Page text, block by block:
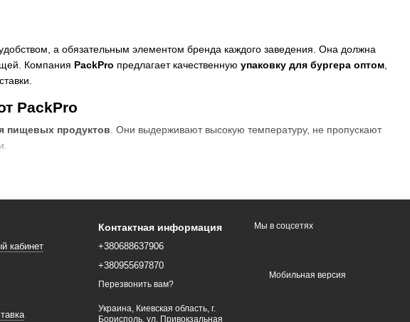
а обязательным элементом бренда каждого заведения. Она должна
Компания PackPro предлагает качественную упаковку для бургера оптом
PackPro
пищевых продуктов . Они выдерживают высокую температуру, не пропускают
купить оптом
кабинет
Контактная информация
+380688637906
+380955697870
Перезвонить вам?
Украина, Киевская область, г.
Борисполь, ул. Привокзальная
Мы в соцсетях
Мобильная версия